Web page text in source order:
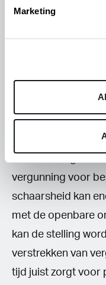
Marketing
Indien de
aanzien van de
vergunning voor
wordt mogelijk ten
door de gemeente
onrechte het
vergunning voor
schaarsheid kan
met de openbare
kan de stelling
verstrekken van
tijd juist zorgt voor